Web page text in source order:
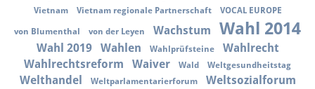
Vietnam
Vietnam regionale Partnerschaft VOCAL EUROPE
von Blumenthal von der Leyen Wachstum Wahl 2014
Wahl 2019 Wahlen Wahlprüfsteine
Wahlrecht
Wahlrechtsreform
Waiver Wald Weltgesundheitstag
Welthandel Weltparlamentarierforum Weltsozialforum